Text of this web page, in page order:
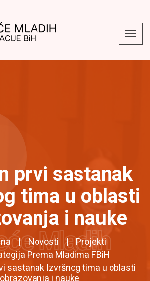
prvi sastanak
tima u oblasti
i nauke
Novosti
Projekti
Prema Mladima FBiH
sastanak Izvršnog tima u oblasti
obrazovanja i nauke
Mladih